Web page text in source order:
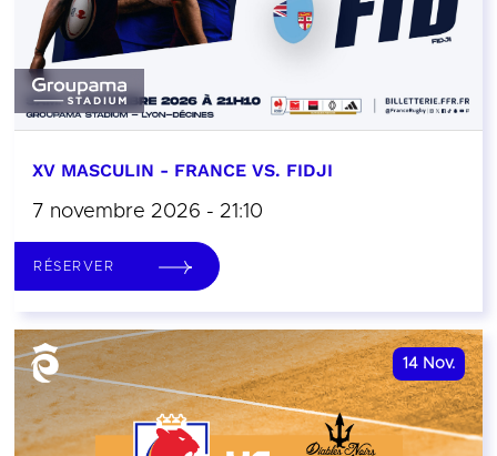
XV MASCULIN - FRANCE VS. FIDJI
7 novembre 2026 - 21:10
RÉSERVER
14 Nov.